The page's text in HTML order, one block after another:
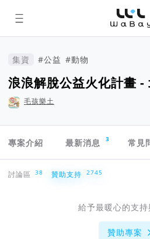
WaBay
集資 / 群
集資 #公益 #動物
浪浪解脫公益火化計畫 -
毛孩樂土
專案介紹
最新消息 3 常見
討論區 38 贊助支持 2745
給予最暖心的支持
贊助專案